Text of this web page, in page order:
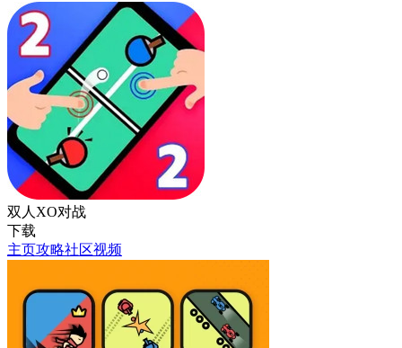
双人XO对战
下载
主页攻略社区视频